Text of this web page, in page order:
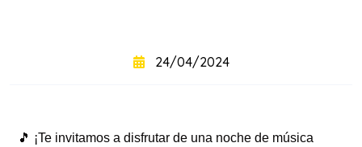
Curso
24/04/2024
🎵 ¡Te invitamos a disfrutar de una noche de música